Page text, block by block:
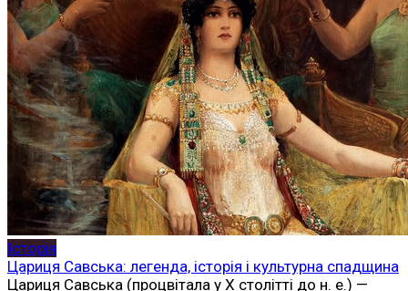
Історія
Цариця Савська: легенда, історія і культурна спадщина
Цариця Савська (процвітала у X столітті до н. е.) —